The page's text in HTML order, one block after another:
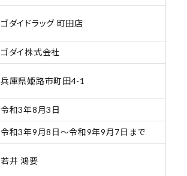
person 会員登録
ゴダイドラッグ 町田店
ゴダイ株式会社
兵庫県姫路市町田4-1
令和3年8月3日
令和3年9月8日～令和9年9月7日まで
若井 鴻要